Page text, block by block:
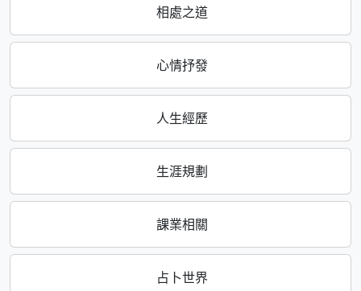
相處之道
心情抒發
人生經歷
生涯規劃
課業相關
占卜世界